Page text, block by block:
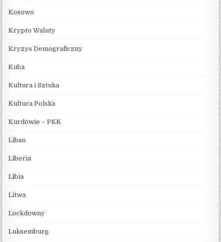
Kosowo
Krypto Waluty
Kryzys Demograficzny
Kuba
Kultura i Sztuka
Kultura Polska
Kurdowie – PKK
Liban
Liberia
Libia
Litwa
Lockdowny
Luksemburg